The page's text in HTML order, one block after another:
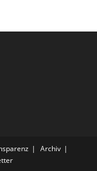
Archiv